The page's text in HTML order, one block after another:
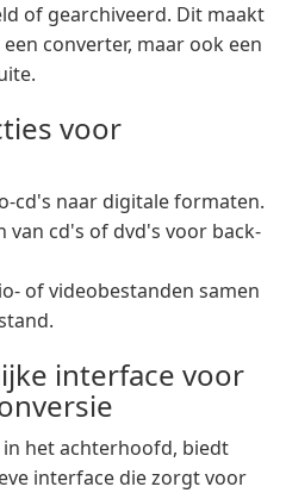
of gearchiveerd. Dit maakt
converter, maar ook een
voor
cd's naar digitale formaten.
van cd's of dvd's voor back-
of videobestanden samen
interface voor
het achterhoofd, biedt
interface die zorgt voor